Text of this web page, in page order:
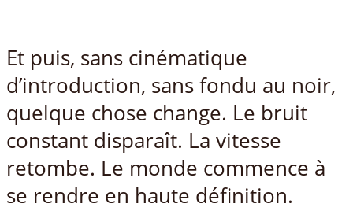
Et puis, sans cinématique
d’introduction, sans fondu au noir,
quelque chose change. Le bruit
constant disparaît. La vitesse
retombe. Le monde commence à
se rendre en haute définition.